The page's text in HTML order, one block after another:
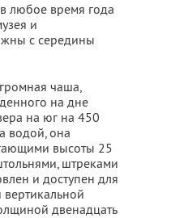
любое время года
и
с середины
чаша,
на дне
на юг на 450
водой, она
высоты 25
штреками
и доступен для
двенадцать